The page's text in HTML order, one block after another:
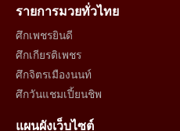
รายการมวยทั่วไทย
ศึกเพชรยินดี
ศึกเกียรติเพชร
ศึกจิตรเมืองนนท์
ศึกวันแชมเปี้ยนชิพ
แผนผังเว็บไซต์